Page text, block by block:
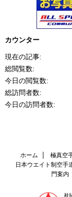
カウンター
現在の記事:
総閲覧数:
今日の閲覧数:
総訪問者数:
今日の訪問者数:
ホーム 極真空
日本ウエイト制空手
門案内